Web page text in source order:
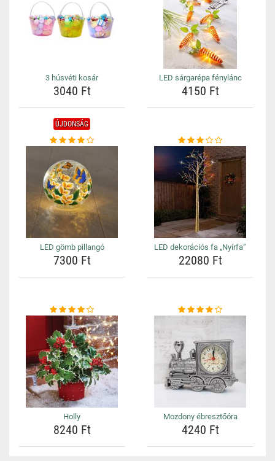
3 húsvéti kosár
3040 Ft
LED sárgarépa fénylánc
4150 Ft
ÚJDONSÁG
LED gömb pillangó
7300 Ft
LED dekorációs fa „Nyírfa”
22080 Ft
Holly
8240 Ft
Mozdony ébresztőóra
4240 Ft